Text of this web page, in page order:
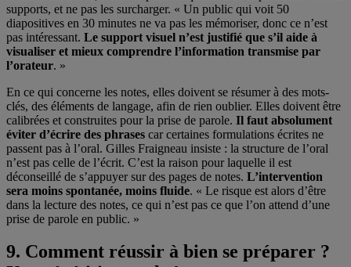
supports, et ne pas les surcharger. « Un public qui voit 50
diapositives en 30 minutes ne va pas les mémoriser, donc ce n’est
pas intéressant. Le support visuel n’est justifié que s’il aide à
visualiser et mieux comprendre l’information transmise par
l’orateur. »
En ce qui concerne les notes, elles doivent se résumer à des mots-
clés, des éléments de langage, afin de rien oublier. Elles doivent être
calibrées et construites pour la prise de parole. Il faut absolument
éviter d’écrire des phrases car certaines formulations écrites ne
passent pas à l’oral. Gilles Fraigneau insiste : la structure de l’oral
n’est pas celle de l’écrit. C’est la raison pour laquelle il est
déconseillé de s’appuyer sur des pages de notes. L’intervention
sera moins spontanée, moins fluide. « Le risque est alors d’être
dans la lecture des notes, ce qui n’est pas ce que l’on attend d’une
prise de parole en public. »
9. Comment réussir à bien se préparer ?